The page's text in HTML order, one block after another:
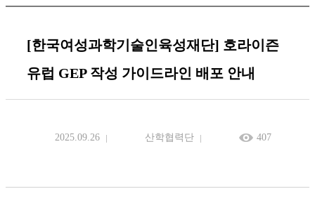
[한국여성과학기술인육성재단] 호라이즌
유럽 GEP 작성 가이드라인 배포 안내
2025.09.26 산학협력단 407